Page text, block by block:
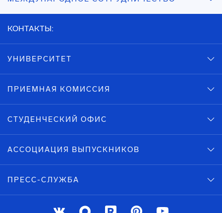
КОНТАКТЫ:
УНИВЕРСИТЕТ
ПРИЕМНАЯ КОМИССИЯ
СТУДЕНЧЕСКИЙ ОФИС
АССОЦИАЦИЯ ВЫПУСКНИКОВ
ПРЕСС-СЛУЖБА